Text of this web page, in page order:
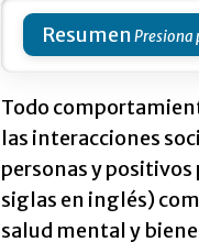
Resumen
Todo
las interacciones
personas y positivos
siglas en inglés)
salud mental y